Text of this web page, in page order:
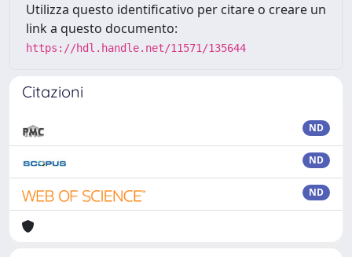
Utilizza questo identificativo per citare o creare un
link a questo documento:
https://hdl.handle.net/11571/135644
Citazioni
ND
ND
ND